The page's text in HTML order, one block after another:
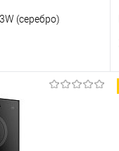
(серебро)
Сравнение